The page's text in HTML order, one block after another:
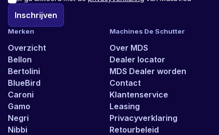
Merken
Overzicht
Bellon
Bertolini
BlueBird
Caroni
Gamo
Negri
Nibbi
Machines De Schutter
Over MDS
Dealer locator
MDS Dealer worden
Contact
Klantenservice
Leasing
Privacyverklaring
Retourbeleid
Inschrijven